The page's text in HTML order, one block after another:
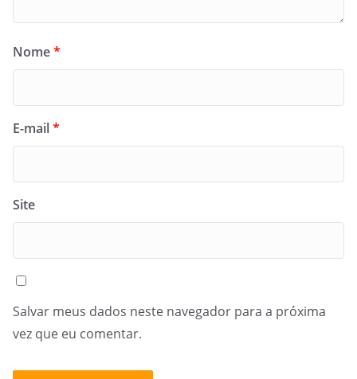
Nome*
E-mail*
Site
Salvar meus dados neste navegador para a próxima
vez que eu comentar.